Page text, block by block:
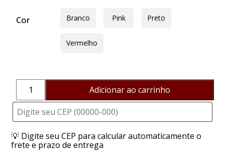
Cor Branco Pink Preto
Vermelho
Calcinha
Porta
Bullet
quantidade
Adicionar ao carrinho
💡 Digite seu CEP para calcular automaticamente o
frete e prazo de entrega